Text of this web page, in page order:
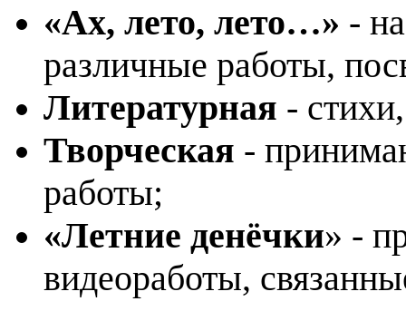
«Ах, лето, лето…» -
различные работы,
Литературная -
Творческая -
работы;
«Летние денёчки» -
видеоработы,